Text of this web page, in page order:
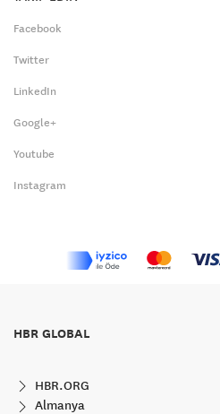
Facebook
Twitter
LinkedIn
Google+
Youtube
Instagram
HBR GLOBAL
HBR.ORG
Almanya